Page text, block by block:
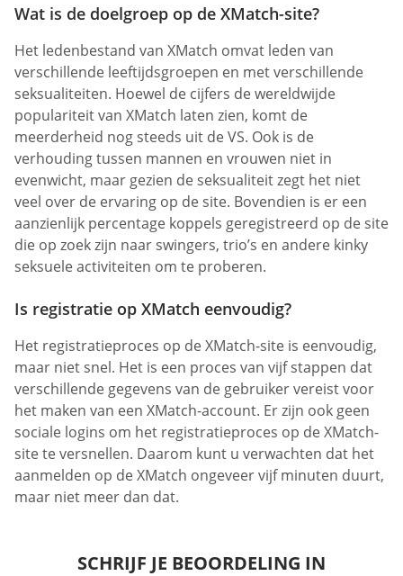
Wat is de doelgroep op de XMatch-site?
Het ledenbestand van XMatch omvat leden van
verschillende leeftijdsgroepen en met verschillende
seksualiteiten. Hoewel de cijfers de wereldwijde
populariteit van XMatch laten zien, komt de
meerderheid nog steeds uit de VS. Ook is de
verhouding tussen mannen en vrouwen niet in
evenwicht, maar gezien de seksualiteit zegt het niet
veel over de ervaring op de site. Bovendien is er een
aanzienlijk percentage koppels geregistreerd op de site
die op zoek zijn naar swingers, trio’s en andere kinky
seksuele activiteiten om te proberen.
Is registratie op XMatch eenvoudig?
Het registratieproces op de XMatch-site is eenvoudig,
maar niet snel. Het is een proces van vijf stappen dat
verschillende gegevens van de gebruiker vereist voor
het maken van een XMatch-account. Er zijn ook geen
sociale logins om het registratieproces op de XMatch-
site te versnellen. Daarom kunt u verwachten dat het
aanmelden op de XMatch ongeveer vijf minuten duurt,
maar niet meer dan dat.
SCHRIJF JE BEOORDELING IN